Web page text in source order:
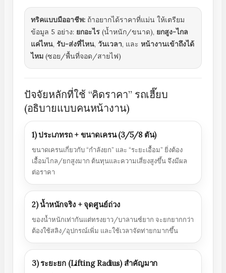
ทริคแบบมืออาชีพ:ถ้าอยากได้ราคาที่แม่น ให้เตรียม
ข้อมูล 5 อย่าง: ยกอะไร(น้ำหนัก/ขนาด), ยกสูง-ไกล
แค่ไหน, รับ-ส่งที่ไหน, วันเวลา, และ หน้างานเข้าถึงได้
ไหม(ซอย/พื้นที่จอด/สายไฟ)
ปัจจัยหลักที่ใช้ “คิดราคา” รถเฮี๊ยบ
(อธิบายแบบคนหน้างาน)
1) ประเภทรถ + ขนาดเครน (3/5/8 ตัน)
ขนาดเครนเกี่ยวกับ “กำลังยก” และ “ระยะเอื้อม” ยิ่งต้อง
เอื้อมไกล/ยกสูงมาก ต้นทุนและความเสี่ยงสูงขึ้น จึงมีผล
ต่อราคา
2) น้ำหนักจริง + จุดศูนย์ถ่วง
ของน้ำหนักเท่ากันแต่ทรงยาว/บาลานซ์ยาก จะยกยากกว่า
ต้องใช้สลิง/อุปกรณ์เพิ่ม และใช้เวลาจัดท่ายกมากขึ้น
3) ระยะยก (Lifting Radius) สำคัญมาก